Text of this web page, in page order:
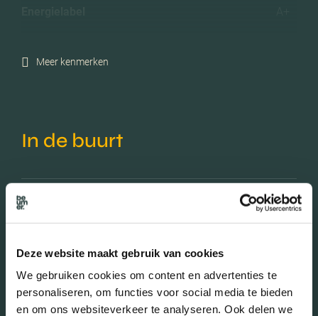
Deze website maakt gebruik van cookies
We gebruiken cookies om content en advertenties te
personaliseren, om functies voor social media te bieden
en om ons websiteverkeer te analyseren. Ook delen we
Meer kenmerken
In de buurt
Metrostation Musea